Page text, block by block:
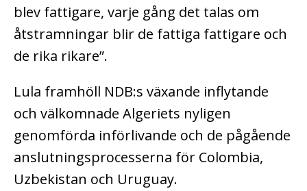
blev fattigare, varje gång det talas om
åtstramningar blir de fattiga fattigare och
de rika rikare”.
Lula framhöll NDB:s växande inflytande
och välkomnade Algeriets nyligen
genomförda införlivande och de pågående
anslutningsprocesserna för Colombia,
Uzbekistan och Uruguay.